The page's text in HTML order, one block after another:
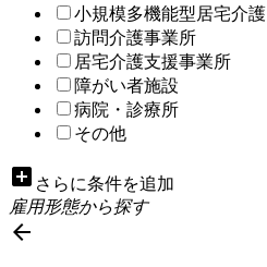
小規模多機能型居宅介護
訪問介護事業所
居宅介護支援事業所
障がい者施設
病院・診療所
その他
add_box さらに条件を追加
雇用形態から探す
